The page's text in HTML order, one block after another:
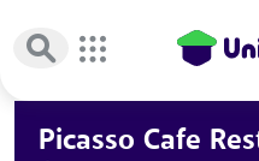
Picasso Cafe